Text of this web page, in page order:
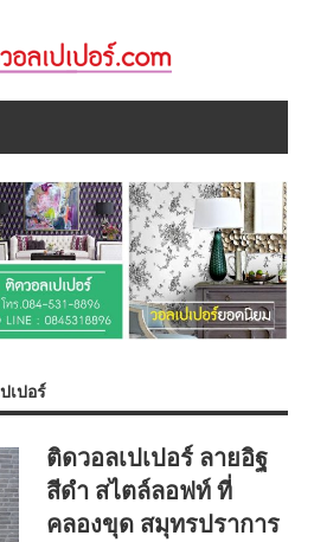
เปอร์
ติดวอลเปเปอร์ ลายอิฐ
สีดำ สไตล์ลอฟท์ ที่
คลองขุด สมุทรปราการ